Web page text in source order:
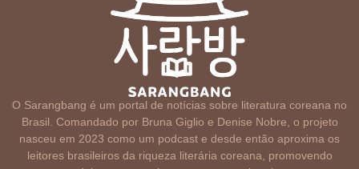
O Sarangbang é um portal de notícias sobre literatura coreana no
Brasil. Comandado por Bruna Giglio e Denise Nobre, o projeto
nasceu em 2023 como um podcast e desde então aproxima os
leitores brasileiros da riqueza literária coreana, promovendo